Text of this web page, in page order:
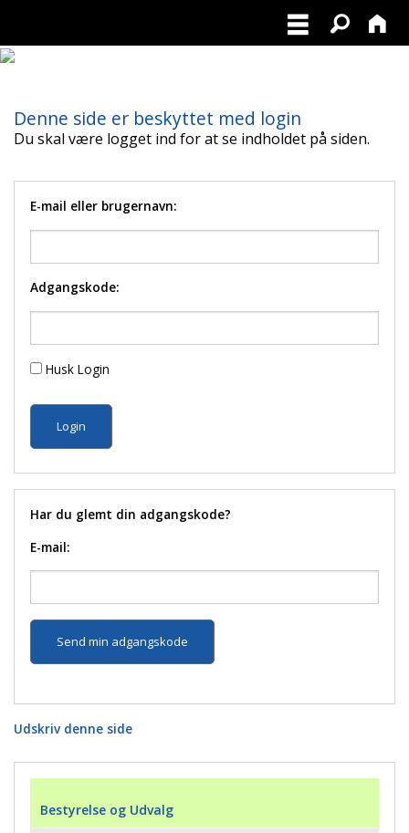
Denne side er beskyttet med login
Du skal være logget ind for at se indholdet på siden.
E-mail eller brugernavn:
Adgangskode:
Husk Login
Har du glemt din adgangskode?
E-mail:
Udskriv denne side
Bestyrelse og Udvalg